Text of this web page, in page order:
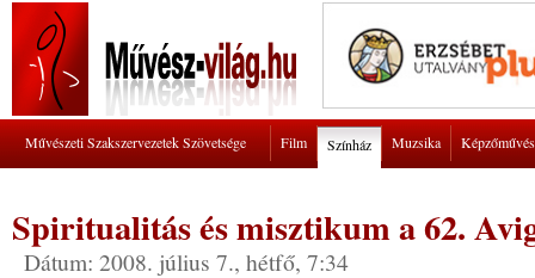
Művészeti Szakszervezetek Szövetsége Film Színház Muzsika
Spiritualitás és misztikum a 62.
Dátum: 2008. július 7., hétfő, 7:34